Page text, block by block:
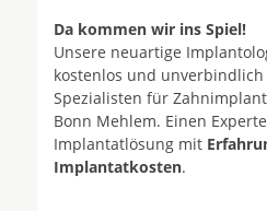
Da kommen wir ins Spiel!
Unsere neuartige
kostenlos und
Spezialisten für
Bonn Mehlem. Einen
Implantatlösung mit
Implantatkosten.